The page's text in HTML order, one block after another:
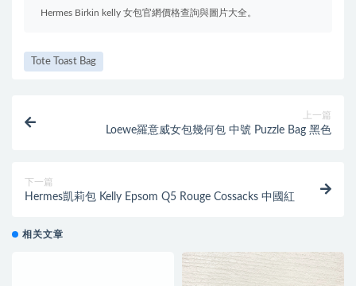
Hermes Birkin kelly 女包官網價格查詢與圖片大全。
Tote Toast Bag
上一篇
Loewe羅意威女包幾何包 中號 Puzzle Bag 黑色
下一篇
Hermes凱莉包 Kelly Epsom Q5 Rouge Cossacks 中國紅
相关文章